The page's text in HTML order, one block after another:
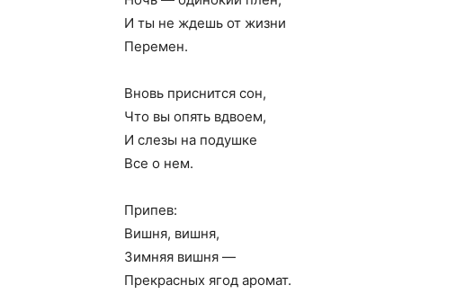
И ты не ждешь от жизни
Перемен.
Вновь приснится сон,
Что вы опять вдвоем,
И слезы на подушке
Все о нем.
Припев:
Вишня, вишня,
Зимняя вишня —
Прекрасных ягод аромат.